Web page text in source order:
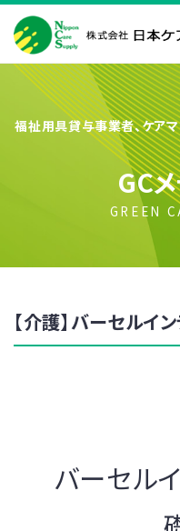
福祉用具貸与事業者、ケア
GC
GREEN
【介護】バーセルイ
バーセル